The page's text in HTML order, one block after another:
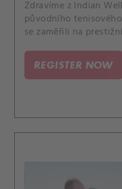
Zdravíme z Indian
původního
se zaměřili na
CANAL+ Sport. Dále
identitu WTA a
REGISTER NOW